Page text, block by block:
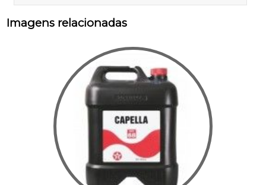
Imagens relacionadas